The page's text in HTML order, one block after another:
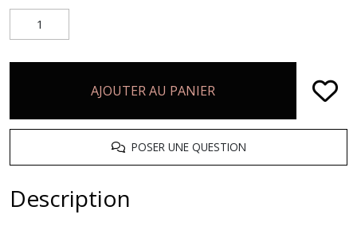
AJOUTER AU PANIER
POSER UNE QUESTION
Description